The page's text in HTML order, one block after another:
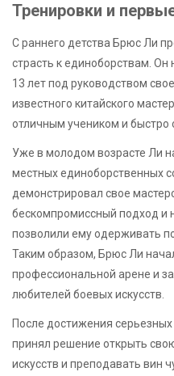
Тренировки и
С раннего детства Брюс Ли
страсть к единоборствам. Он
13 лет под руководством
известного китайского
отличным учеником и быстро
Уже в молодом возрасте Ли
местных единоборственных
демонстрировал свое
бескомпромиссный подход и
позволили ему одерживать
Таким образом, Брюс Ли
профессиональной арене и
любителей боевых искусств.
После достижения
принял решение открыть
искусств и преподавать вин